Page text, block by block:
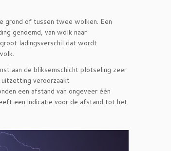
grond of tussen twee wolken. Een
genoemd, van wolk naar
ladingsverschil dat wordt
aan de bliksemschicht plotseling zeer
veroorzaakt
een afstand van ongeveer één
een indicatie voor de afstand tot het